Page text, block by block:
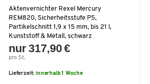
Aktenvernichter Rexel Mercury
REM820, Sicherheitsstufe P5,
Partikelschnitt 1,9 x 15 mm, bis 21 l,
Kunststoff & Metall, schwarz
nur 317,90 €
pro St.
Lieferzeit:innerhalb 1 Woche